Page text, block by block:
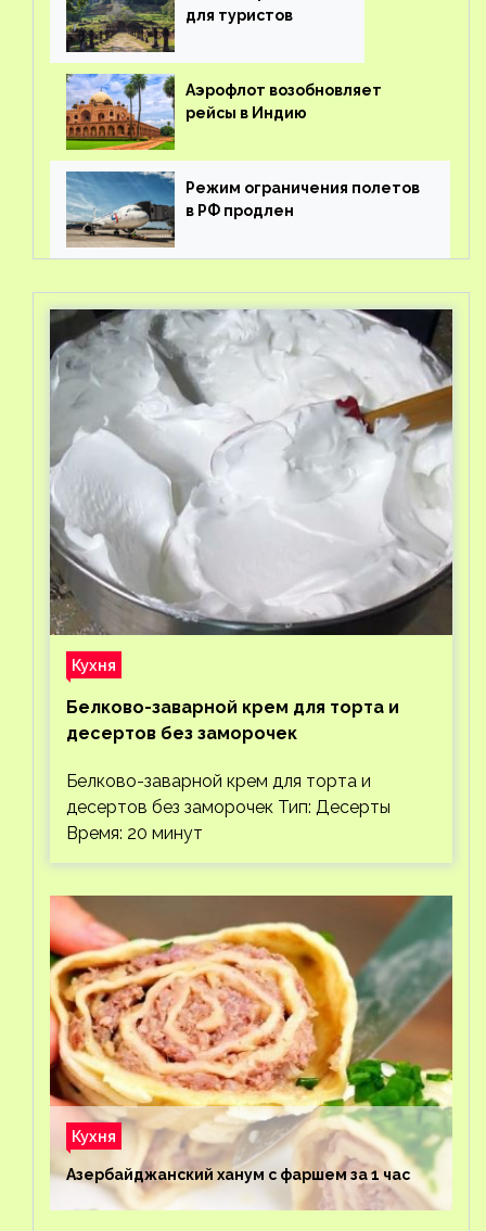
для туристов
Аэрофлот возобновляет
рейсы в Индию
Режим ограничения полетов
в РФ продлен
Кухня
Белково-заварной крем для торта и
десертов без заморочек
Белково-заварной крем для торта и
десертов без заморочек Тип: Десерты
Время: 20 минут
Кухня
Азербайджанский ханум с фаршем за 1 час